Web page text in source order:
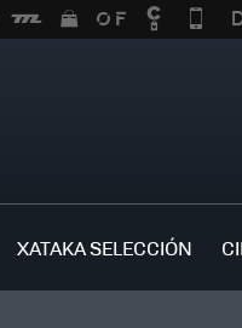
XATAKA SELECCIÓN